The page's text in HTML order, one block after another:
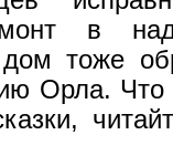
в
тоже
Орла.